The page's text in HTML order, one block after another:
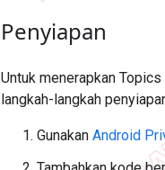
Penyiapan
Untuk menerapkan
langkah-langkah
Gunakan Android